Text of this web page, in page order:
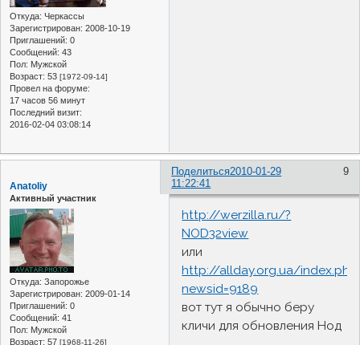
Откуда: Черкассы
Зарегистрирован: 2008-10-19
Приглашений: 0
Сообщений: 43
Пол: Мужской
Возраст: 53 [1972-09-14]
Провел на форуме:
17 часов 56 минут
Последний визит:
2016-02-04 03:08:14
Поделиться 9
2010-01-29
11:22:41
Anatoliy
Активный участник
Откуда: Запорожье
Зарегистрирован: 2009-01-14
Приглашений: 0
Сообщений: 41
Пол: Мужской
Возраст: 57 [1968-11-26]
http://werzilla.ru/?
NOD32view
или
http://allday.org.ua/
newsid=9189
вот тут я обычно беру
кличи для обновления Нод